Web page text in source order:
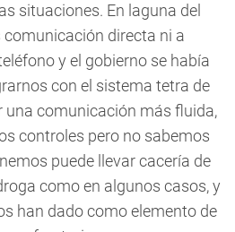
situaciones. En laguna del
directa ni a
y el gobierno se había
con el sistema tetra de
una comunicación más fluida,
controles pero no sabemos
puede llevar cacería de
como en algunos casos, y
han dado como elemento de